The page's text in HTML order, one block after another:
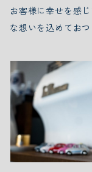
お客様に幸せを感
な想いを込めておつ